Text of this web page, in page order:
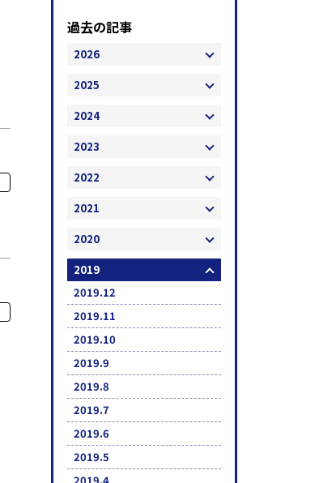
過去の記事
2026
2025
2024
2023
2022
2021
2020
2019
2019.12
2019.11
2019.10
2019.9
2019.8
2019.7
2019.6
2019.5